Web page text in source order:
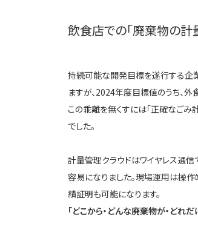
飲食店での「廃棄物の計
持続可能な開発目標を遂行する企
ますが、2024年度目標値のうち、
この乖離を無くすには「正確なご
でした。
計量管理クラウドはワイヤレス通
容易になりました。現場運用は操
績証明も可能になります。
「どこから・どんな廃棄物が・どれ